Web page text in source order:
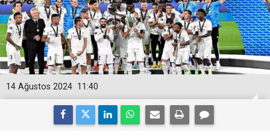
11:40
14 Ağustos 2024